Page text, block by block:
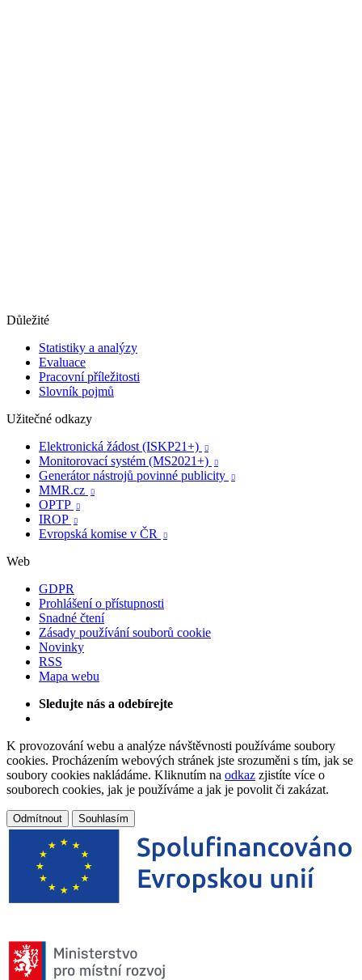
Důležité
Statistiky a analýzy
Evaluace
Pracovní příležitosti
Slovník pojmů
Užitečné odkazy
Elektronická žádost (ISKP21+)

Monitorovací systém (MS2021+) 
Generátor nástrojů povinné publicity 
MMR.cz 
OPTP 
IROP 
Evropská komise v ČR 
Web
GDPR
Prohlášení o přístupnosti
Snadné čtení
Zásady používání souborů cookie
Novinky
RSS
Mapa webu
Sledujte nás a odebírejte
K provozování webu a analýze návštěvnosti používáme soubory
cookies. Procházením webových stránek jste srozuměni s tím, jak se
soubory cookies nakládáme. Kliknutím na odkaz zjistíte více o
souborech cookies, jak je používáme a jak je povolit či zakázat.
Odmítnout Souhlasím